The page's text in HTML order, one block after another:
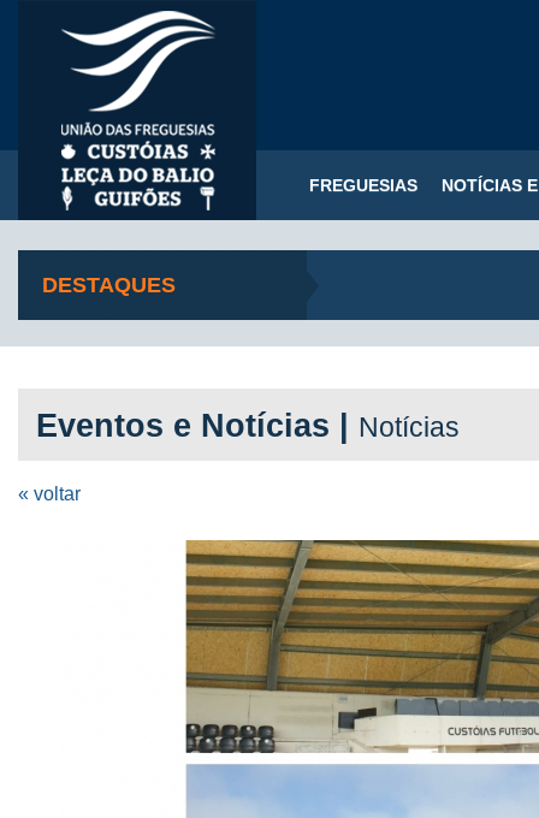
FREGUESIAS NOTÍCIAS
DESTAQUES
Eventos e Notícias | Notícias
« voltar